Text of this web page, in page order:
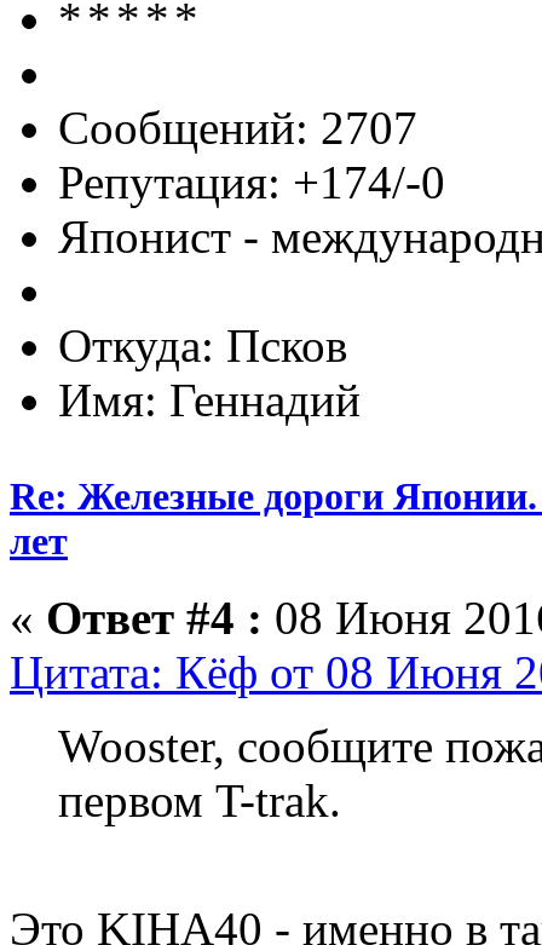
Сообщений: 2707
Репутация: +174/-0
Японист -
Откуда: Псков
Имя: Геннадий
Re: Железные дороги
лет
« Ответ #4 : 08 Июня
Цитата: Кёф от 08 Июня
Wooster, сообщите
первом T-trak.
Это KIHA40 - именно в